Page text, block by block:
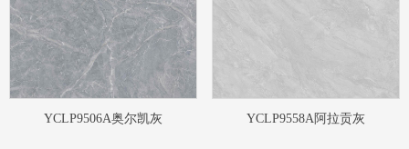
YCLP9506A奥尔凯灰 YCLP9558A阿拉贡灰